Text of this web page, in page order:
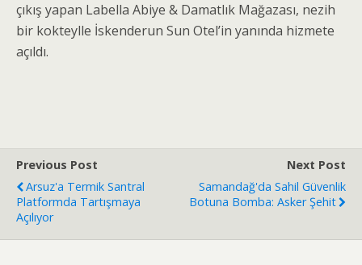
çıkış yapan Labella Abiye & Damatlık Mağazası, nezih
bir kokteylle İskenderun Sun Otel’in yanında hizmete
açıldı.
Previous Post
Arsuz'a Termik Santral
Platformda Tartışmaya
Açılıyor
Next Post
Samandağ'da Sahil Güvenlik
Botuna Bomba: Asker Şehit